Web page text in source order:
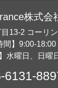
株式会
13-2 コーリ
間】9:00-18:00
水曜日、日曜
6131-